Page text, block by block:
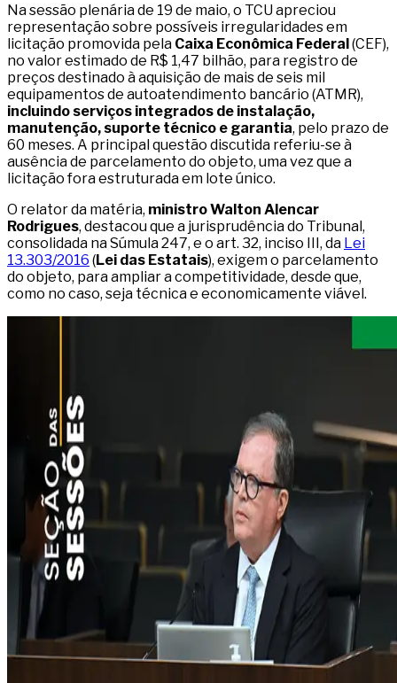
Na sessão plenária de 19 de maio, o TCU apreciou
representação sobre possíveis irregularidades em
licitação promovida pela Caixa Econômica Federal(CEF),
no valor estimado de R$ 1,47 bilhão, para registro de
preços destinado à aquisição de mais de seis mil
equipamentos de autoatendimento bancário (ATMR),
incluindo serviços integrados de instalação,
manutenção, suporte técnico e garantia, pelo prazo de
60 meses. A principal questão discutida referiu-se à
ausência de parcelamento do objeto, uma vez que a
licitação fora estruturada em lote único.
O relator da matéria, ministro Walton Alencar
Rodrigues, destacou que a jurisprudência do Tribunal,
consolidada na Súmula 247, e o art. 32, inciso III, da Lei
13.303/2016 (Lei das Estatais), exigem o parcelamento
do objeto, para ampliar a competitividade, desde que,
como no caso, seja técnica e economicamente viável.